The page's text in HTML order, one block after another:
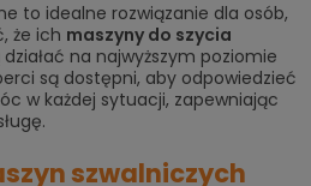
to idealne rozwiązanie dla osób,
że ich maszyny do szycia
na najwyższym poziomie
są dostępni, aby odpowiedzieć
w każdej sytuacji, zapewniając
szwalniczych